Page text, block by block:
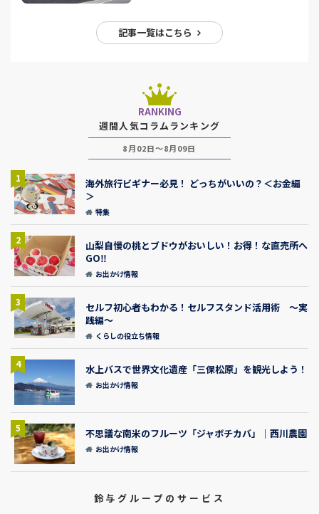
記事一覧はこちら
RANKING
週間人気コラムランキング
8月02日～8月09日
1
海外旅行ビギナー必見！ どっちがいいの？＜お金編
＞
特集
2
山梨自慢の桃とブドウがおいしい！お得！な直売所へ
GO‼
お出かけ情報
3
セルフ初心者もわかる！セルフスタンド活用術 ～実
践編～
くらしの役立ち情報
4 水上バスで世界文化遺産「三保松原」を観光しよう！
お出かけ情報
5 不思議な南米のフルーツ「ジャボチカバ」｜西川農園
お出かけ情報
鈴与グループのサービス